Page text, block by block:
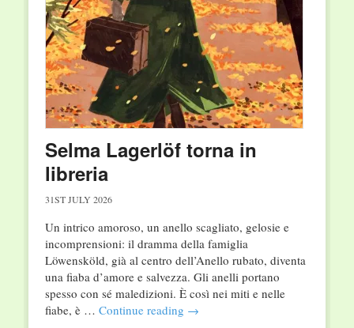
Selma Lagerlöf torna in
libreria
31ST JULY 2026
Un intrico amoroso, un anello scagliato, gelosie e
incomprensioni: il dramma della famiglia
Löwensköld, già al centro dell’Anello rubato, diventa
una fiaba d’amore e salvezza. Gli anelli portano
spesso con sé maledizioni. È così nei miti e nelle
fiabe, è … Continue reading →